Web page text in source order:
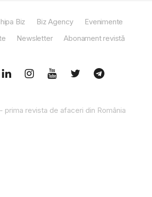
Biz Biz Agency
Evenimente
Newsletter Abonament revistă
prima revista de afaceri din România